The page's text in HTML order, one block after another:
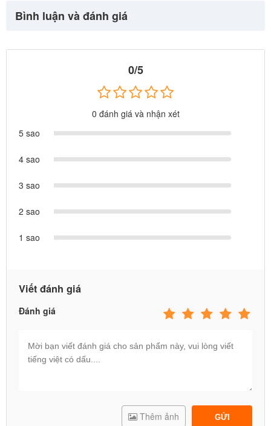
Bình luận và đánh giá
0/5
0 đánh giá và nhận xét
5 sao
4 sao
3 sao
2 sao
1 sao
Viết đánh giá
Đánh giá
GỬI
Thêm ảnh